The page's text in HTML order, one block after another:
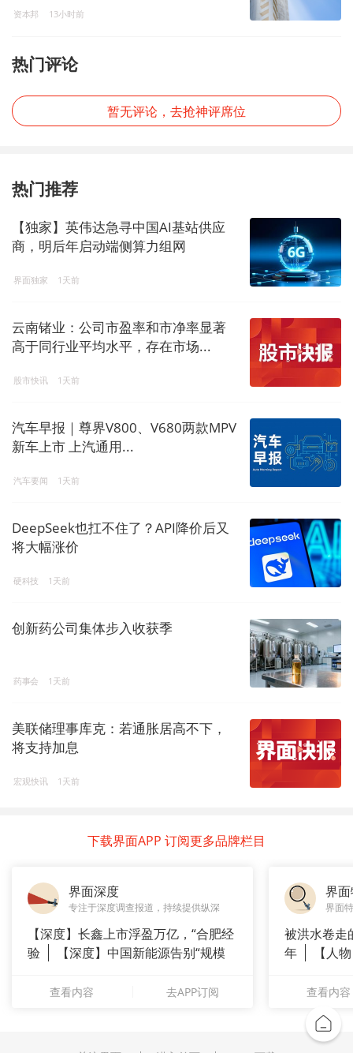
正及监管谈话
资本邦 13小时前
热门评论
暂无评论，去抢神评席位
热门推荐
【独家】英伟达急寻中国AI基站供应
商，明后年启动端侧算力组网
界面独家 1天前
云南锗业：公司市盈率和市净率显著
高于同行业平均水平，存在市场...
股市快讯 1天前
汽车早报｜尊界V800、V680两款MPV
新车上市 上汽通用...
汽车要闻 1天前
DeepSeek也扛不住了？API降价后又
将大幅涨价
硬科技 1天前
创新药公司集体步入收获季
药事会 1天前
美联储理事库克：若通胀居高不下，
将支持加息
宏观快讯 1天前
下载界面APP 订阅更多品牌栏目
界面深度
专注于深度调查报道，持续提供纵深
【深度】长鑫上市浮盈万亿，“合肥经
验
【深度】中国新能源告别“规模
查看内容 去APP订阅
界
界面
被洪水卷走
年
【人
查看内容